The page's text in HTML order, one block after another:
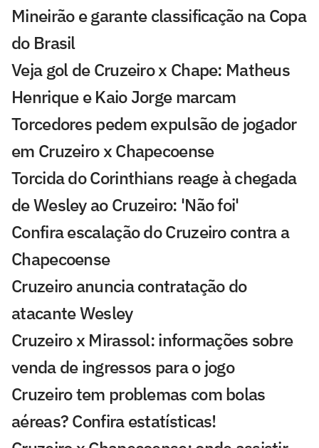
Mineirão e garante classificação na Copa
do Brasil
Veja gol de Cruzeiro x Chape: Matheus
Henrique e Kaio Jorge marcam
Torcedores pedem expulsão de jogador
em Cruzeiro x Chapecoense
Torcida do Corinthians reage à chegada
de Wesley ao Cruzeiro: 'Não foi'
Confira escalação do Cruzeiro contra a
Chapecoense
Cruzeiro anuncia contratação do
atacante Wesley
Cruzeiro x Mirassol: informações sobre
venda de ingressos para o jogo
Cruzeiro tem problemas com bolas
aéreas? Confira estatísticas!